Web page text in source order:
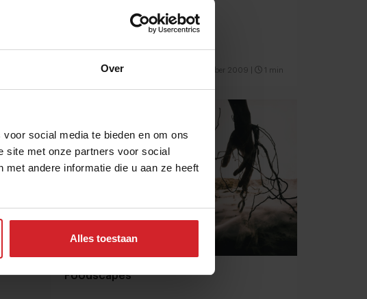
Over
social media te bieden en om ons
site met onze partners voor social
andere informatie die u aan ze heeft
Alles toestaan
8 september 2009 1 min
Foodscapes